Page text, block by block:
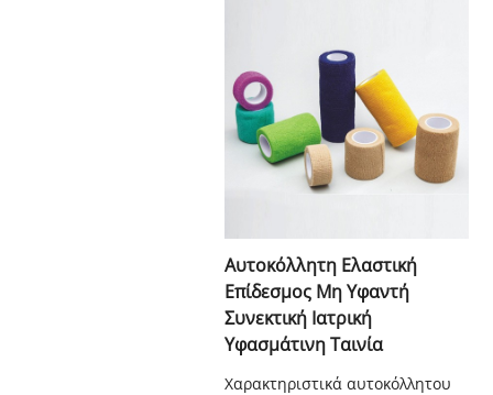
Αυτοκόλλητη Ελαστική
Επίδεσμος Μη Υφαντή
Συνεκτική Ιατρική
Υφασμάτινη Ταινία
Χαρακτηριστικά αυτοκόλλητου